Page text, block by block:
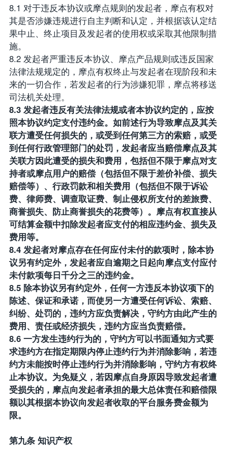
8.1 对于违反本协议或摩点规则的发起者，摩点有权对
其是否涉嫌违规进行自主判断和认定，并根据该认定结
果中止、终止项目及发起者的使用权或采取其他限制措
施。
8.2 发起者严重违反本协议、摩点产品规则或违反国家
法律法规规定的，摩点有权终止与发起者在现阶段和未
来的一切合作，若发起者的行为涉嫌犯罪，摩点将移送
司法机关处理。
8.3 发起者违反有关法律法规或者本协议约定的，应按
照本协议约定支付违约金。如前述行为导致摩点及其关
联方遭受任何损失的，或受到任何第三方的索赔，或受
到任何行政管理部门的处罚，发起者应当赔偿摩点及其
关联方因此遭受的损失和费用，包括但不限于摩点对支
持者或摩点用户的赔偿（包括但不限于差价补偿、损失
赔偿等）、行政罚款和相关费用（包括但不限于诉讼
费、律师费、调查取证费、制止侵权所支付的差旅费、
商誉损失、防止商誉损失的花费等）。摩点有权直接从
可结算金额中扣除发起者应支付的相应违约金、损失及
费用等。
8.4 发起者对摩点存在任何应付未付的款项时，除本协
议另有约定外，发起者应自逾期之日起向摩点支付应付
未付款项每日千分之三的违约金。
8.5 除本协议另有约定外，任何一方违反本协议项下的
陈述、保证和承诺，而使另一方遭受任何诉讼、索赔、
纠纷、处罚的，违约方应负责解决，守约方由此产生的
费用、责任或经济损失，违约方应当负责赔偿。
8.6 一方发生违约行为的，守约方可以书面通知方式要
求违约方在指定期限内停止违约行为并消除影响，若违
约方未能按时停止违约行为并消除影响，守约方有权终
止本协议。为免疑义，若因摩点自身原因导致发起者遭
受损失的，摩点向发起者承担的最大总体责任和赔偿限
额以其根据本协议向发起者收取的平台服务费金额为
限。
第九条 知识产权